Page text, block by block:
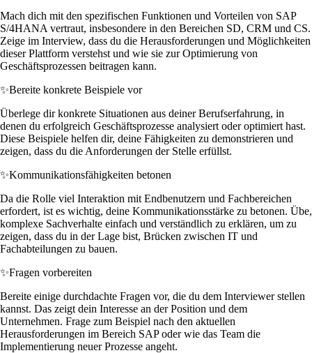
Mach dich mit den spezifischen Funktionen und Vorteilen von SAP
S/4HANA vertraut, insbesondere in den Bereichen SD, CRM und CS.
Zeige im Interview, dass du die Herausforderungen und Möglichkeiten
dieser Plattform verstehst und wie sie zur Optimierung von
Geschäftsprozessen beitragen kann.
✨Bereite konkrete Beispiele vor
Überlege dir konkrete Situationen aus deiner Berufserfahrung, in
denen du erfolgreich Geschäftsprozesse analysiert oder optimiert hast.
Diese Beispiele helfen dir, deine Fähigkeiten zu demonstrieren und
zeigen, dass du die Anforderungen der Stelle erfüllst.
✨Kommunikationsfähigkeiten betonen
Da die Rolle viel Interaktion mit Endbenutzern und Fachbereichen
erfordert, ist es wichtig, deine Kommunikationsstärke zu betonen. Übe,
komplexe Sachverhalte einfach und verständlich zu erklären, um zu
zeigen, dass du in der Lage bist, Brücken zwischen IT und
Fachabteilungen zu bauen.
✨Fragen vorbereiten
Bereite einige durchdachte Fragen vor, die du dem Interviewer stellen
kannst. Das zeigt dein Interesse an der Position und dem
Unternehmen. Frage zum Beispiel nach den aktuellen
Herausforderungen im Bereich SAP oder wie das Team die
Implementierung neuer Prozesse angeht.